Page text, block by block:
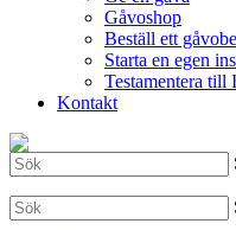
Gåvoshop
Beställ ett
Starta en egen
Testamentera till
Kontakt